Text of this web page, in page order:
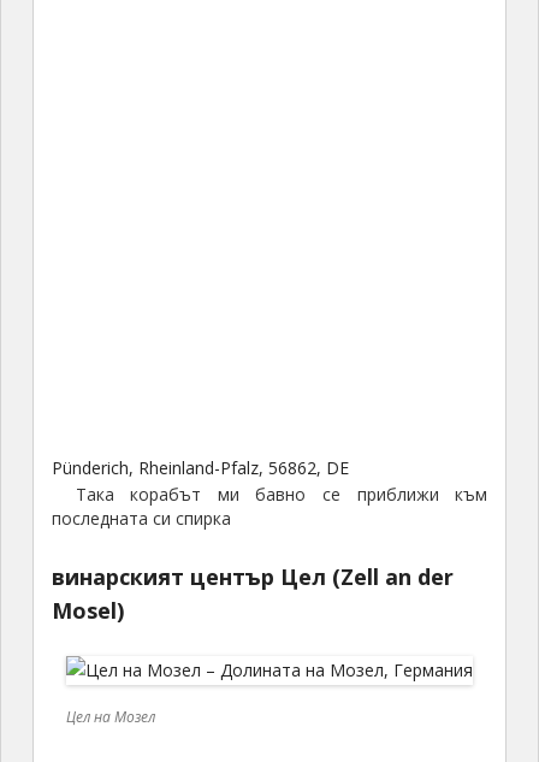
Pünderich, Rheinland-Pfalz, 56862, DE
Така корабът ми бавно се приближи към
последната си спирка
винарският център Цел (Zell an der
Mosel)
Цел на Мозел